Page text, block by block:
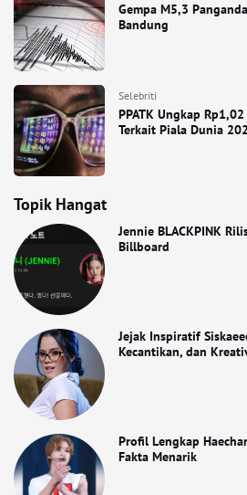
Gempa M5,3
Bandung
Selebriti
PPATK Ungkap
Terkait Piala Dunia
Topik Hangat
Jennie BLACKPINK
Billboard
Jejak Inspiratif
Kecantikan, dan
Profil Lengkap
Fakta Menarik